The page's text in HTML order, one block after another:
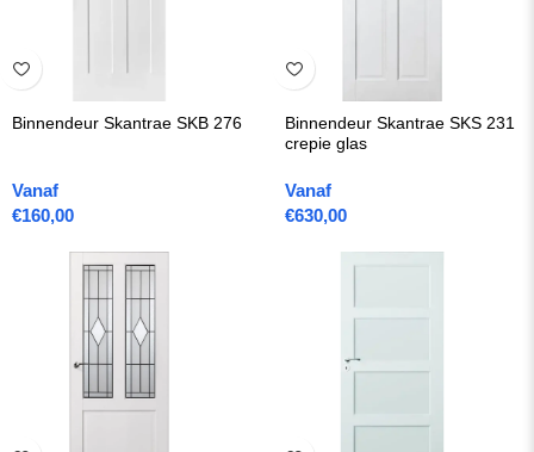
Binnendeur Skantrae SKB 276
Vanaf
€160,00
Binnendeur Skantrae SKS 231
crepie glas
Vanaf
€630,00